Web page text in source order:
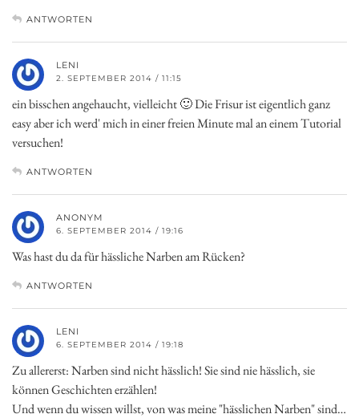
ANTWORTEN
LENI
2. SEPTEMBER 2014 / 11:15
ein bisschen angehaucht, vielleicht 🙂 Die Frisur ist eigentlich ganz
easy aber ich werd' mich in einer freien Minute mal an einem Tutorial
versuchen!
ANTWORTEN
ANONYM
6. SEPTEMBER 2014 / 19:16
Was hast du da für hässliche Narben am Rücken?
ANTWORTEN
LENI
6. SEPTEMBER 2014 / 19:18
Zu allererst: Narben sind nicht hässlich! Sie sind nie hässlich, sie
können Geschichten erzählen!
Und wenn du wissen willst, von was meine "hässlichen Narben" sind…